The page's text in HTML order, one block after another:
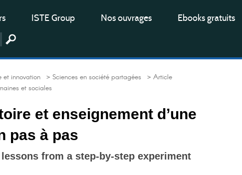
ISTE Group Nos ouvrages Ebooks gratuits
et innovation > Sciences en société partagées > Article
et sociales
et enseignement d’une
pas à pas
from a step-by-step experiment